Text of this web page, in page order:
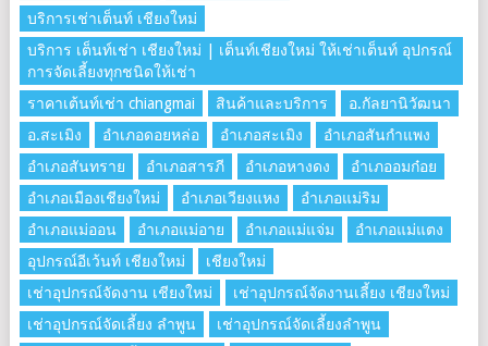
บริการเช่าเต็นท์ เชียงใหม่
บริการ เต็นท์เช่า เชียงใหม่ | เต็นท์เชียงใหม่ ให้เช่าเต็นท์ อุปกรณ์
การจัดเลี้ยงทุกชนิดให้เช่า
ราคาเต้นท์เช่า chiangmai
สินค้าและบริการ
อ.กัลยานิวัฒนา
อ.สะเมิง
อำเภอดอยหล่อ อำเภอสะเมิง
อำเภอสันกำแพง
อำเภอสันทราย
อำเภอสารภี อำเภอหางดง
อำเภออมก๋อย
อำเภอเมืองเชียงใหม่
อำเภอเวียงแหง
อำเภอแม่ริม
อำเภอแม่ออน
อำเภอแม่อาย อำเภอแม่แจ่ม
อำเภอแม่แตง
อุปกรณ์อีเว้นท์ เชียงใหม่
เชียงใหม่
เช่าอุปกรณ์จัดงาน เชียงใหม่
เช่าอุปกรณ์จัดงานเลี้ยง เชียงใหม่
เช่าอุปกรณ์จัดเลี้ยง ลําพูน
เช่าอุปกรณ์จัดเลี้ยงลําพูน